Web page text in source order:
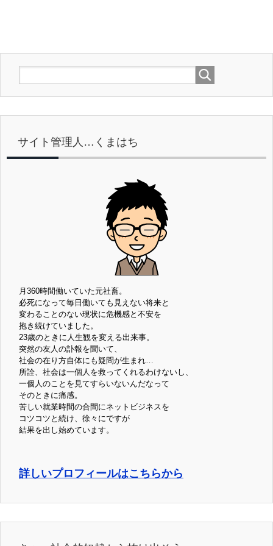
サイト管理人…くまはち
月360時間働いていた元社畜。
必死になって毎日働いても見えない将来と
変わることのない現状に危機感と不安を
抱き続けていました。
23歳のときに人生観を変える出来事。
突然の友人の訃報を聞いて、
社会の在り方自体にも疑問が生まれ…
所詮、社会は一個人を救ってくれるわけないし、
一個人のことを見てすらいないんだなって
そのときに痛感。
苦しい就業時間の合間にネットビジネスを
コツコツと続け、徐々にですが
結果を出し始めています。
詳しいプロフィールはこちらから